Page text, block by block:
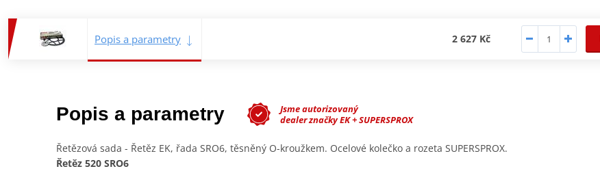
Popis a parametry 2 627 Kč
Popis a parametry
Jsme autorizovaný
dealer značky EK + SUPERSPROX
Řetězová sada - Řetěz EK, řada SRO6, těsněný O-kroužkem. Ocelové kolečko a rozeta SUPERSPROX.
Řetěz 520 SRO6